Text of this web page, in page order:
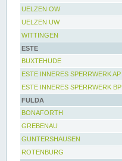
UELZEN OW
UELZEN UW
WITTINGEN
ESTE
BUXTEHUDE
ESTE INNERES SPERRWERK AP
ESTE INNERES SPERRWERK BP
FULDA
BONAFORTH
GREBENAU
GUNTERSHAUSEN
ROTENBURG